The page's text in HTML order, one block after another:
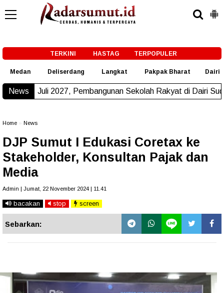
TERKINI HASTAG TERPOPULER
Medan Deliserdang Langkat Pakpak Bharat Dairi
News
Pembangunan Sekolah Rakyat di Dairi Sudah Beroperasi
Home News
DJP Sumut I Edukasi Coretax ke
Stakeholder, Konsultan Pajak dan
Media
Admin | Jumat, 22 November 2024 | 11.41
bacakan stop screen
Sebarkan: